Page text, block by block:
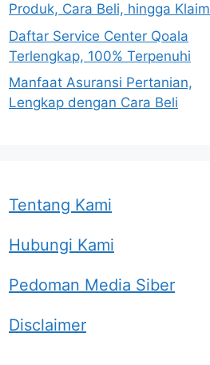
Produk, Cara Beli, hingga Klaim
Daftar Service Center Qoala
Terlengkap, 100% Terpenuhi
Manfaat Asuransi Pertanian,
Lengkap dengan Cara Beli
Tentang Kami
Hubungi Kami
Pedoman Media Siber
Disclaimer